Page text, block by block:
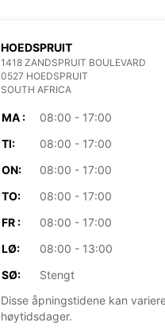
HOEDSPRUIT
1418 ZANDSPRUIT BOULEVARD
0527 HOEDSPRUIT
SOUTH AFRICA
MA :
08:00 - 17:00
TI:
08:00 - 17:00
ON:
08:00 - 17:00
TO:
08:00 - 17:00
FR :
08:00 - 17:00
LØ:
08:00 - 13:00
SØ:
Stengt
Disse åpningstidene kan
høytidsdager.